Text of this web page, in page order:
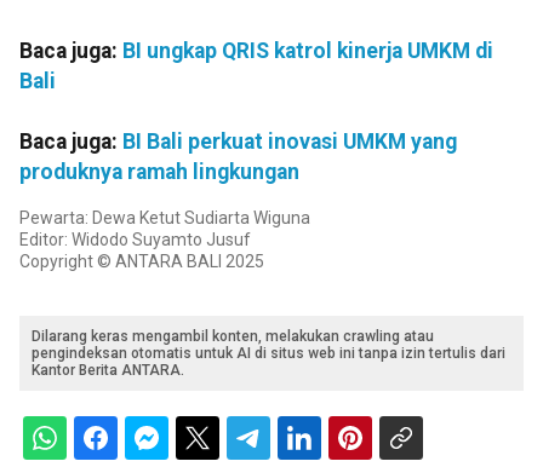
Baca juga: BI ungkap QRIS katrol kinerja UMKM di
Bali
Baca juga: BI Bali perkuat inovasi UMKM yang
produknya ramah lingkungan
Pewarta: Dewa Ketut Sudiarta Wiguna
Editor: Widodo Suyamto Jusuf
Copyright © ANTARA BALI 2025
Dilarang keras mengambil konten, melakukan crawling atau
pengindeksan otomatis untuk AI di situs web ini tanpa izin tertulis dari
Kantor Berita ANTARA.